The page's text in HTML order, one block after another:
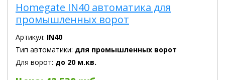
Homegate IN40 автоматика для
промышленных ворот
Артикул: IN40
Тип автоматики: для промышленных ворот
Для ворот: до 20 м.кв.